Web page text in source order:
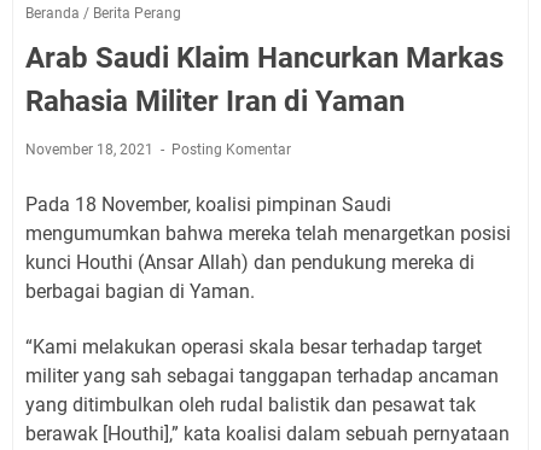
Beranda / Berita Perang
Arab Saudi Klaim Hancurkan Markas
Rahasia Militer Iran di Yaman
November 18, 2021 Posting Komentar
Pada 18 November, koalisi pimpinan Saudi
mengumumkan bahwa mereka telah menargetkan posisi
kunci Houthi (Ansar Allah) dan pendukung mereka di
berbagai bagian di Yaman.
“Kami melakukan operasi skala besar terhadap target
militer yang sah sebagai tanggapan terhadap ancaman
yang ditimbulkan oleh rudal balistik dan pesawat tak
berawak [Houthi],” kata koalisi dalam sebuah pernyataan